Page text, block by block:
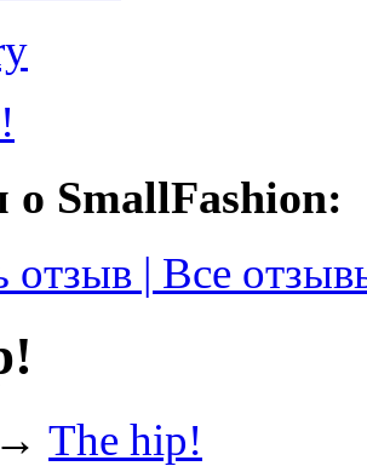
SmallFashion:
отзыв | Все
→ The hip!